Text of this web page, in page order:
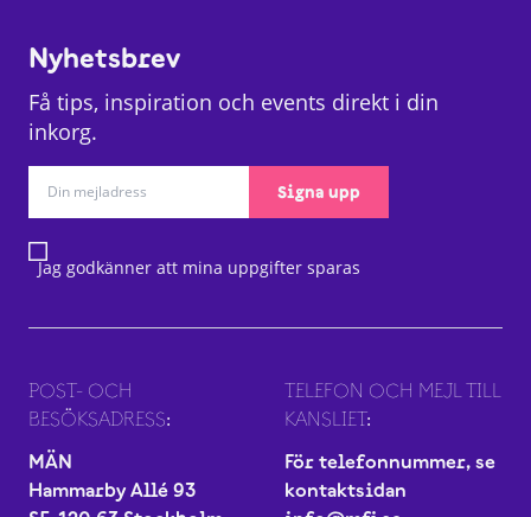
Nyhetsbrev
Få tips, inspiration och events direkt i din
inkorg.
Signa upp
Jag godkänner att mina uppgifter sparas
POST- OCH
BESÖKSADRESS:
MÄN
Hammarby Allé 93
TELEFON OCH MEJL TILL
KANSLIET:
För telefonnummer, se
kontaktsidan